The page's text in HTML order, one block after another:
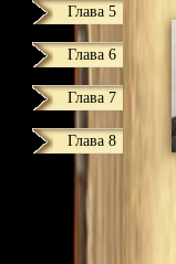
Глава 5
Глава 6
Глава 7
Глава 8